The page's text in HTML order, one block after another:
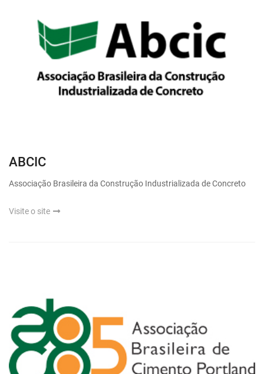
ABCIC
Associação Brasileira da Construção Industrializada de Concreto
Visite o site